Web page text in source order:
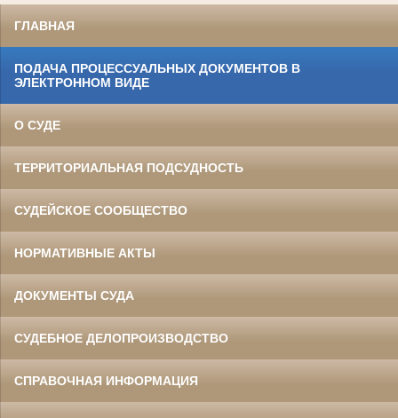
ГЛАВНАЯ
ПОДАЧА ПРОЦЕССУАЛЬНЫХ ДОКУМЕНТОВ В
ЭЛЕКТРОННОМ ВИДЕ
О СУДЕ
ТЕРРИТОРИАЛЬНАЯ ПОДСУДНОСТЬ
СУДЕЙСКОЕ СООБЩЕСТВО
НОРМАТИВНЫЕ АКТЫ
ДОКУМЕНТЫ СУДА
СУДЕБНОЕ ДЕЛОПРОИЗВОДСТВО
СПРАВОЧНАЯ ИНФОРМАЦИЯ